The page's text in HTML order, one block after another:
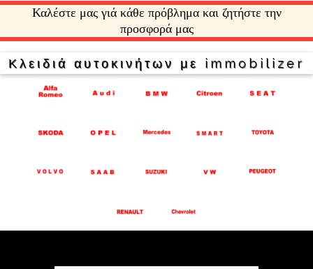
Καλέστε μας γιά κάθε πρόβλημα και ζητήστε την
προσφορά μας
Κλειδιά αυτοκινήτων με immobilizer